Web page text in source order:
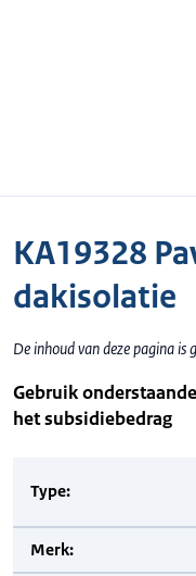
KA19328
dakisolatie
De inhoud van deze pagina
Gebruik
het subsidiebedrag
Type:
Merk: